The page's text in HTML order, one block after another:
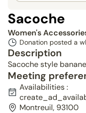
Sacoche
Women's
Donation posted a
Description
Sacoche style
Meeting
Availabilities :
Montreuil, 93100